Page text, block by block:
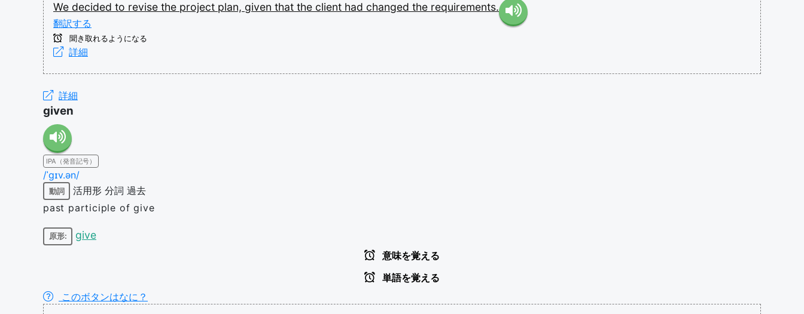
We decided to revise the project plan, given that the client had changed the requirements.
翻訳する
聞き取れるようになる
詳細
詳細
given
IPA（発音記号）
/ˈɡɪv.ən/
動詞 活用形 分詞 過去
past participle of give
原形: give
意味を覚える
単語を覚える
このボタンはなに？